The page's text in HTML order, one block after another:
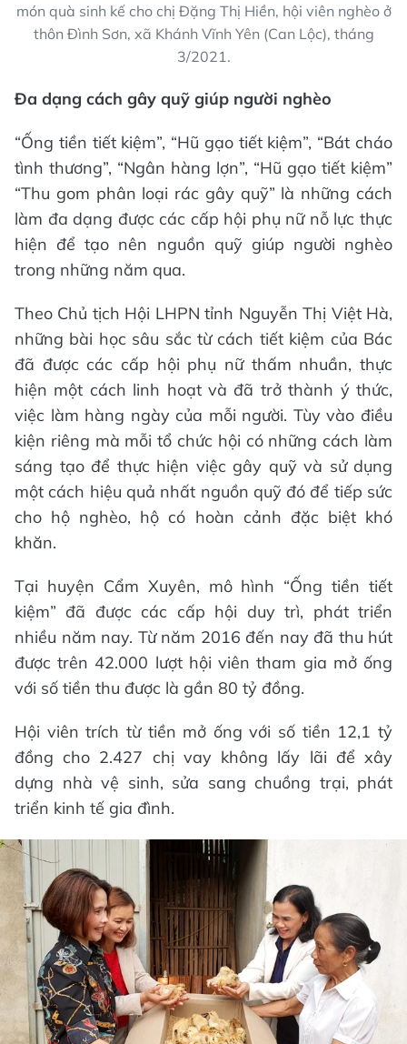
món quà sinh kế cho chị Đặng Thị Hiền, hội viên nghèo ở
thôn Đình Sơn, xã Khánh Vĩnh Yên (Can Lộc), tháng
3/2021.
Đa dạng cách gây quỹ giúp người nghèo
“Ống tiền tiết kiệm”, “Hũ gạo tiết kiệm”, “Bát cháo
tình thương”, “Ngân hàng lợn”, “Hũ gạo tiết kiệm”
“Thu gom phân loại rác gây quỹ” là những cách
làm đa dạng được các cấp hội phụ nữ nỗ lực thực
hiện để tạo nên nguồn quỹ giúp người nghèo
trong những năm qua.
Theo Chủ tịch Hội LHPN tỉnh Nguyễn Thị Việt Hà,
những bài học sâu sắc từ cách tiết kiệm của Bác
đã được các cấp hội phụ nữ thấm nhuần, thực
hiện một cách linh hoạt và đã trở thành ý thức,
việc làm hàng ngày của mỗi người. Tùy vào điều
kiện riêng mà mỗi tổ chức hội có những cách làm
sáng tạo để thực hiện việc gây quỹ và sử dụng
một cách hiệu quả nhất nguồn quỹ đó để tiếp sức
cho hộ nghèo, hộ có hoàn cảnh đặc biệt khó
khăn.
Tại huyện Cẩm Xuyên, mô hình “Ống tiền tiết
kiệm” đã được các cấp hội duy trì, phát triển
nhiều năm nay. Từ năm 2016 đến nay đã thu hút
được trên 42.000 lượt hội viên tham gia mở ống
với số tiền thu được là gần 80 tỷ đồng.
Hội viên trích từ tiền mở ống với số tiền 12,1 tỷ
đồng cho 2.427 chị vay không lấy lãi để xây
dựng nhà vệ sinh, sửa sang chuồng trại, phát
triển kinh tế gia đình.